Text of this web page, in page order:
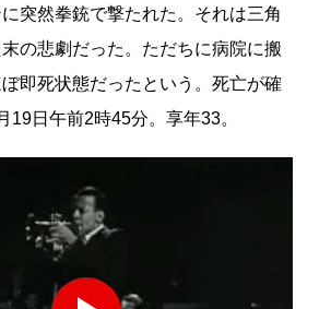
突然拳銃で撃たれた。それは三角
の悲劇だった。ただちに病院に搬
即死状態だったという。死亡が確
19日午前2時45分。享年33。